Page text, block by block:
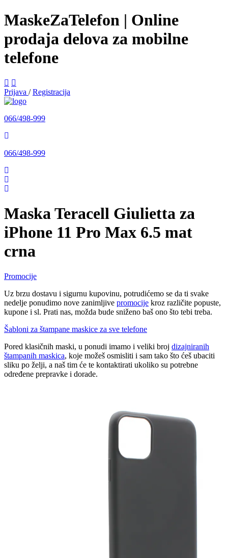
MaskeZaTelefon | Online
prodaja delova za mobilne
telefone
Prijava / Registracija
066/498-999
066/498-999
Maska Teracell Giulietta za
iPhone 11 Pro Max 6.5 mat
crna
Promocije
Uz brzu dostavu i sigurnu kupovinu, potrudićemo se da ti svake
nedelje ponudimo nove zanimljive promocije kroz različite popuste,
kupone i sl. Prati nas, možda bude sniženo baš ono što tebi treba.
Šabloni za štampane maskice za sve telefone
Pored klasičnih maski, u ponudi imamo i veliki broj dizajniranih
štampanih maskica, koje možeš osmisliti i sam tako što ćeš ubaciti
sliku po želji, a naš tim će te kontaktirati ukoliko su potrebne
određene prepravke i dorade.